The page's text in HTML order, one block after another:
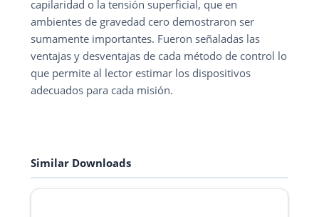
capilaridad o la tensión superficial, que en
ambientes de gravedad cero demostraron ser
sumamente importantes. Fueron señaladas las
ventajas y desventajas de cada método de control lo
que permite al lector estimar los dispositivos
adecuados para cada misión.
Similar Downloads